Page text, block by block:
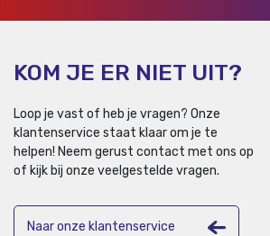
KOM JE ER NIET UIT?
Loop je vast of heb je vragen? Onze
klantenservice staat klaar om je te
helpen! Neem gerust contact met ons op
of kijk bij onze veelgestelde vragen.
Naar onze klantenservice